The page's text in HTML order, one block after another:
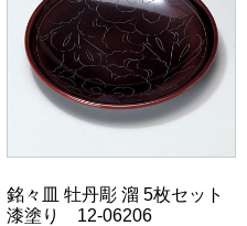
銘々皿 牡丹彫 溜 5枚セット
漆塗り 12-06206